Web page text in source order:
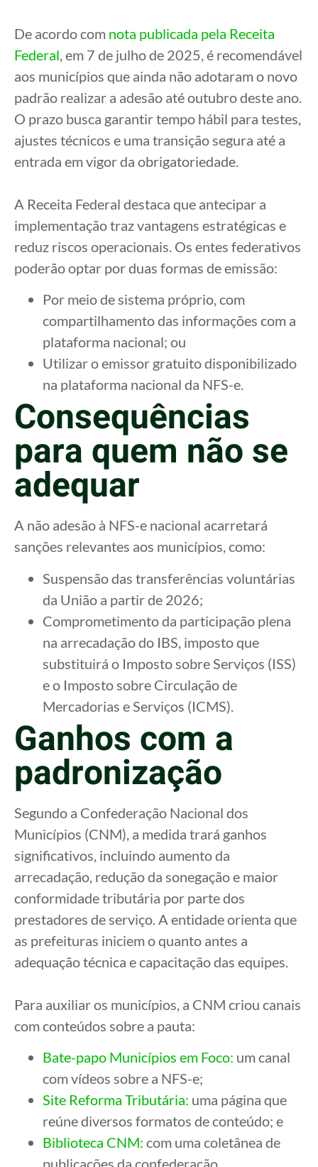
De acordo com nota publicada pela Receita
Federal , em 7 de julho de 2025, é recomendável
aos municípios que ainda não adotaram o novo
padrão realizar a adesão até outubro deste ano.
O prazo busca garantir tempo hábil para testes,
ajustes técnicos e uma transição segura até a
entrada em vigor da obrigatoriedade.
A Receita Federal destaca que antecipar a
implementação traz vantagens estratégicas e
reduz riscos operacionais. Os entes federativos
poderão optar por duas formas de emissão:
Por meio de sistema próprio, com
compartilhamento das informações com a
plataforma nacional; ou
Utilizar o emissor gratuito disponibilizado
na plataforma nacional da NFS-e.
Consequências
para quem não se
adequar
A não adesão à NFS-e nacional acarretará
sanções relevantes aos municípios, como:
Suspensão das transferências voluntárias
da União a partir de 2026;
Comprometimento da participação plena
na arrecadação do IBS, imposto que
substituirá o Imposto sobre Serviços (ISS)
e o Imposto sobre Circulação de
Mercadorias e Serviços (ICMS).
Ganhos com a
padronização
Segundo a Confederação Nacional dos
Municípios (CNM), a medida trará ganhos
significativos, incluindo aumento da
arrecadação, redução da sonegação e maior
conformidade tributária por parte dos
prestadores de serviço. A entidade orienta que
as prefeituras iniciem o quanto antes a
adequação técnica e capacitação das equipes.
Para auxiliar os municípios, a CNM criou canais
com conteúdos sobre a pauta:
Bate-papo Municípios em Foco: um canal
com vídeos sobre a NFS-e;
Site Reforma Tributária: uma página que
reúne diversos formatos de conteúdo; e
Biblioteca CNM: com uma coletânea de
publicações da confederação.